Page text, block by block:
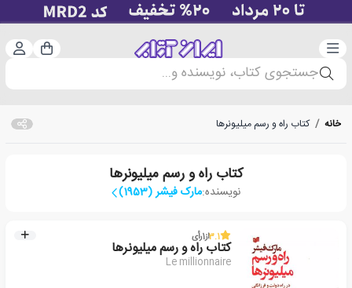
دسته‌بندی سبد
جستجوی کتاب، نویسنده و...
خانه / کتاب راه و رسم میلیونرها
کتاب راه و رسم میلیونرها
نویسنده:مارک فیشر (1953)
3.1از1رأی
کتاب راه و رسم میلیونرها
Le millionnaire